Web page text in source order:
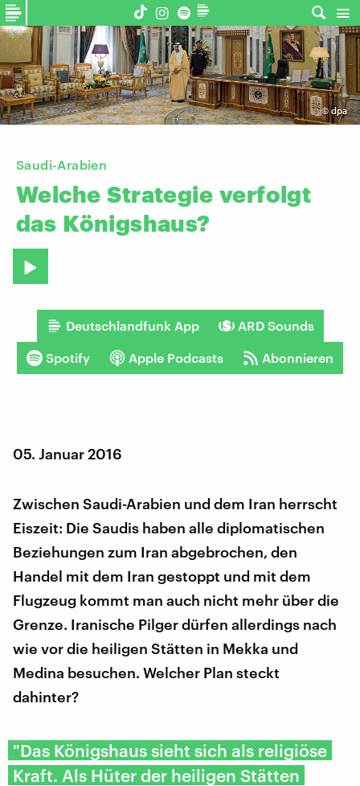
© dpa
Saudi-Arabien
Welche Strategie verfolgt
das Königshaus?
Deutschlandfunk App ARD Sounds
Spotify Apple Podcasts Abonnieren
05. Januar 2016
Zwischen Saudi-Arabien und dem Iran herrscht
Eiszeit: Die Saudis haben alle diplomatischen
Beziehungen zum Iran abgebrochen, den
Handel mit dem Iran gestoppt und mit dem
Flugzeug kommt man auch nicht mehr über die
Grenze. Iranische Pilger dürfen allerdings nach
wie vor die heiligen Stätten in Mekka und
Medina besuchen. Welcher Plan steckt
dahinter?
"Das Königshaus sieht sich als religiöse
Kraft. Als Hüter der heiligen Stätten